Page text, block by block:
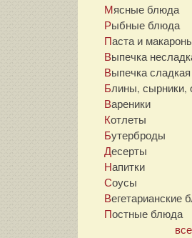
Мясные блюда
Рыбные блюда
Паста и
Выпечка
Выпечка сладкая
Блины, сырники,
Вареники
Котлеты
Бутерброды
Десерты
Напитки
Соусы
Вегетарианские
Постные блюда